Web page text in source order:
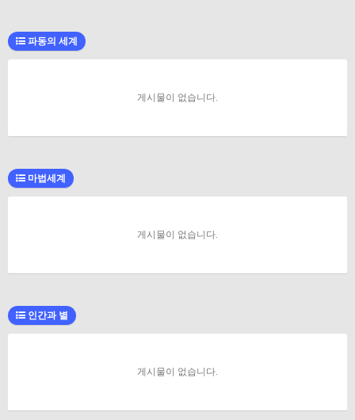
파동의 세계
게시물이 없습니다.
마법세계
게시물이 없습니다.
인간과 별
게시물이 없습니다.